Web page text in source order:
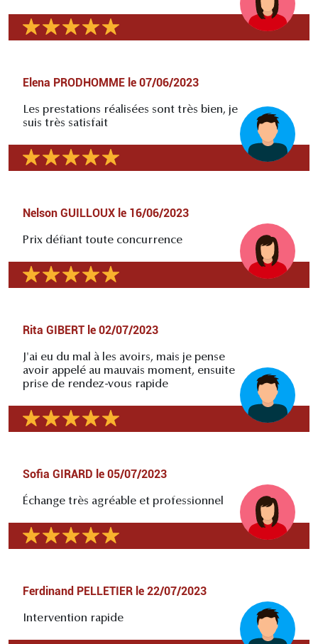
Elena PRODHOMME le 07/06/2023
Les prestations réalisées sont très bien, je
suis très satisfait
Nelson GUILLOUX le 16/06/2023
Prix défiant toute concurrence
Rita GIBERT le 02/07/2023
J'ai eu du mal à les avoirs, mais je pense
avoir appelé au mauvais moment, ensuite
prise de rendez-vous rapide
Sofia GIRARD le 05/07/2023
Échange très agréable et professionnel
Ferdinand PELLETIER le 22/07/2023
Intervention rapide